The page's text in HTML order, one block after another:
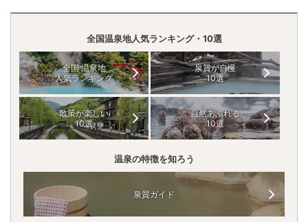
全国温泉地人気ランキング・10選
全国 温泉地
人気ランキング
泉質が自慢
10選
散策が楽しい
10選
自然あふれる
10選
温泉の特徴を知ろう
泉質ガイド